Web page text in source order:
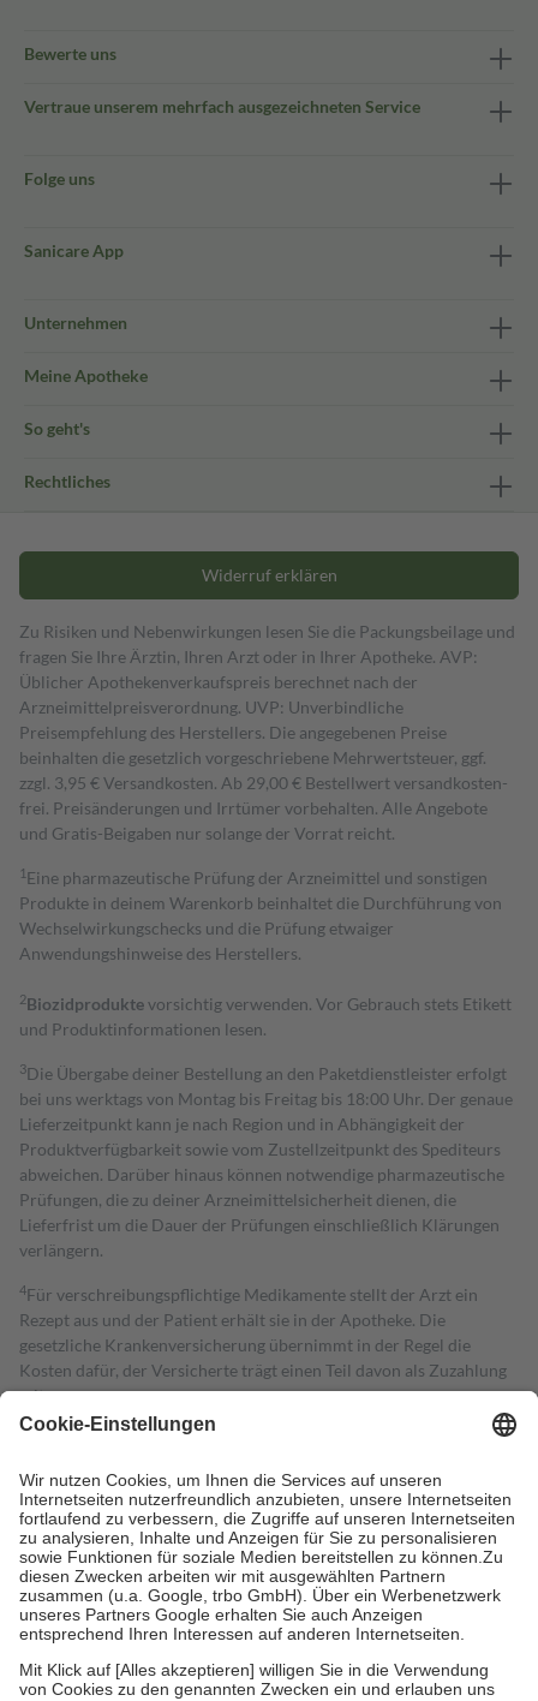
Bewerte uns
Vertraue unserem mehrfach ausgezeichneten Service
Folge uns
Sanicare App
Unternehmen
Meine Apotheke
So geht's
Rechtliches
Widerruf erklären
Zu Risiken und Nebenwirkungen lesen Sie die Packungsbeilage und
fragen Sie Ihre Ärztin, Ihren Arzt oder in Ihrer Apotheke. AVP:
Üblicher Apothekenverkaufspreis berechnet nach der
Arzneimittelpreisverordnung. UVP: Unverbindliche
Preisempfehlung des Herstellers. Die angegebenen Preise
beinhalten die gesetzlich vorgeschriebene Mehrwertsteuer, ggf.
zzgl. 3,95 € Versandkosten. Ab 29,00 € Bestell­wert versand­kosten­
frei. Preisänderungen und Irrtümer vorbehalten. Alle Angebote
und Gratis-Beigaben nur solange der Vorrat reicht.
1 Eine pharmazeutische Prüfung der Arzneimittel und sonstigen
Produkte in deinem Warenkorb beinhaltet die Durchführung von
Wechselwirkungschecks und die Prüfung etwaiger
Anwendungshinweise des Herstellers.
2Biozidproduktevorsichtig verwenden. Vor Gebrauch stets Etikett
und Produktinformationen lesen.
3Die Übergabe deiner Bestellung an den Paketdienstleister erfolgt
bei uns werktags von Montag bis Freitag bis 18:00 Uhr. Der genaue
Lieferzeitpunkt kann je nach Region und in Abhängigkeit der
Produktverfügbarkeit sowie vom Zustellzeitpunkt des Spediteurs
abweichen. Darüber hinaus können notwendige pharmazeutische
Prüfungen, die zu deiner Arzneimittelsicherheit dienen, die
Lieferfrist um die Dauer der Prüfungen einschließlich Klärungen
verlängern.
4Für verschreibungspflichtige Medikamente stellt der Arzt ein
Rezept aus und der Patient erhält sie in der Apotheke. Die
gesetzliche Krankenversicherung übernimmt in der Regel die
Kosten dafür, der Versicherte trägt einen Teil davon als Zuzahlung
mit.
Grundsätzlich leisten Mitglieder Zuzahlungen in Höhe von zehn
höchstens zehn Euro.
Es sind jedoch nie mehr als die tatsächlichen
Kosten der Leistung zu entrichten.
Diese Regeln gelten grundsätzlich auch für Online-Apotheken.
Bei Heilmitteln und häuslicher Krankenpflege beträgt die
Zuzahlung zehn Prozent der Kosten sowie zehn Euro je
Verordnung.
Um das Engagement der Versicherten für ihre eigene Gesundheit zu
stärken und die besondere Stellung der Familie zu unterstützen,
fallenkeine Zuzahlungenan bei: